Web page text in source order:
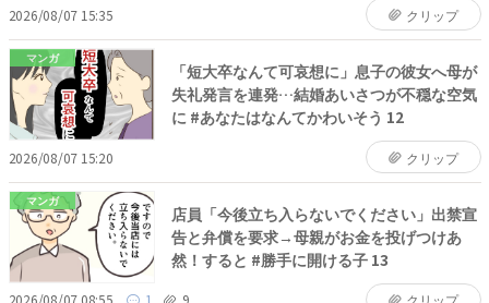
2026/08/07 15:35 クリップ
マンガ
「短大卒なんて可哀想に」息子の彼女へ母が
失礼発言を連発…結婚あいさつが不穏な空気
に #あなたはなんてかわいそう 12
2026/08/07 15:20 クリップ
マンガ
店員「今後立ち入らないでください」出禁宣
告と弁償を要求→母親がお金を投げつけあ
然！すると #勝手に開ける子 13